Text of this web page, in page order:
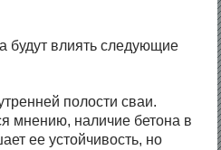
будут влиять следующие
полости сваи.
мнению, наличие бетона в
ее устойчивость, но